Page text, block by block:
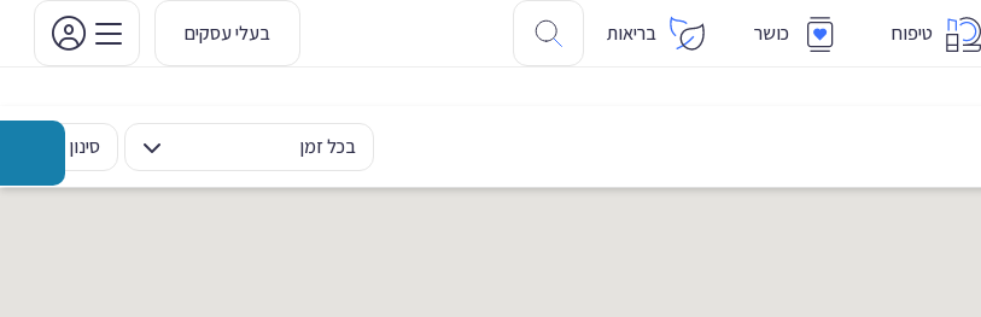
טיפוח כושר בריאות בעלי עסקים
בכל זמן סינון